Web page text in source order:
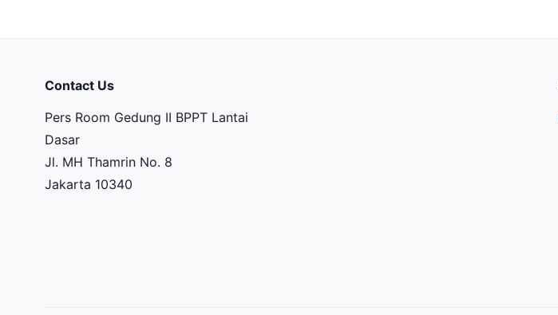
Contact Us
Pers Room Gedung II BPPT Lantai
Dasar
Jl. MH Thamrin No. 8
Jakarta 10340